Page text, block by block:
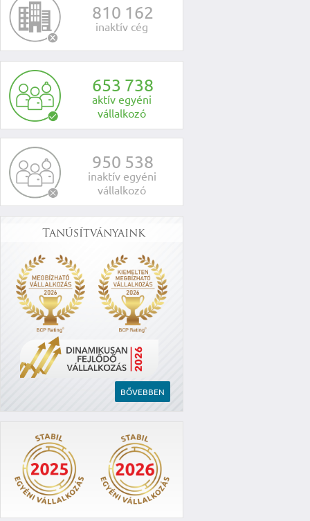
810 162
inaktív cég
653 738
aktív egyéni
vállalkozó
950 538
inaktív egyéni
vállalkozó
Tanúsítványaink
BŐVEBBEN